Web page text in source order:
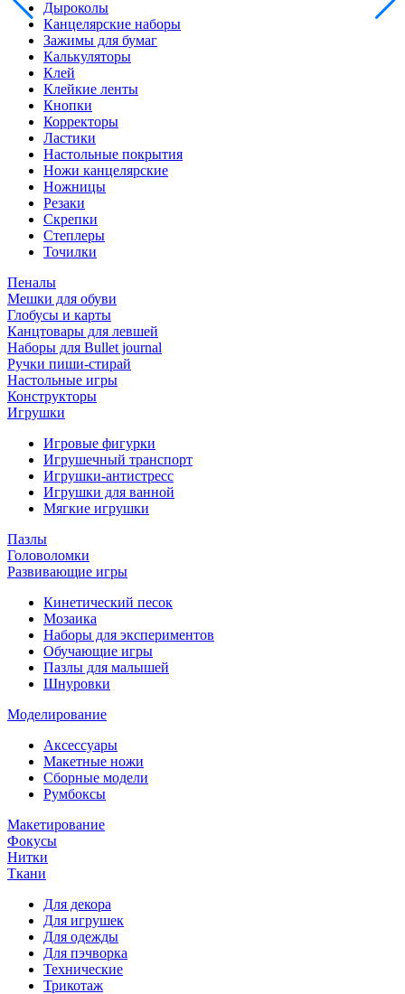
Дыроколы
Канцелярские наборы
Зажимы для бумаг
Калькуляторы
Клей
Клейкие ленты
Кнопки
Корректоры
Ластики
Настольные покрытия
Ножи канцелярские
Ножницы
Резаки
Скрепки
Степлеры
Точилки
Пеналы
Мешки для обуви
Глобусы и карты
Канцтовары для левшей
Наборы для Bullet journal
Ручки пиши-стирай
Настольные игры
Конструкторы
Игрушки
Игровые фигурки
Игрушечный транспорт
Игрушки-антистресс
Игрушки для ванной
Мягкие игрушки
Пазлы
Головоломки
Развивающие игры
Кинетический песок
Мозаика
Наборы для экспериментов
Обучающие игры
Пазлы для малышей
Шнуровки
Моделирование
Аксессуары
Макетные ножи
Сборные модели
Румбоксы
Макетирование
Фокусы
Нитки
Ткани
Для декора
Для игрушек
Для одежды
Для пэчворка
Технические
Трикотаж